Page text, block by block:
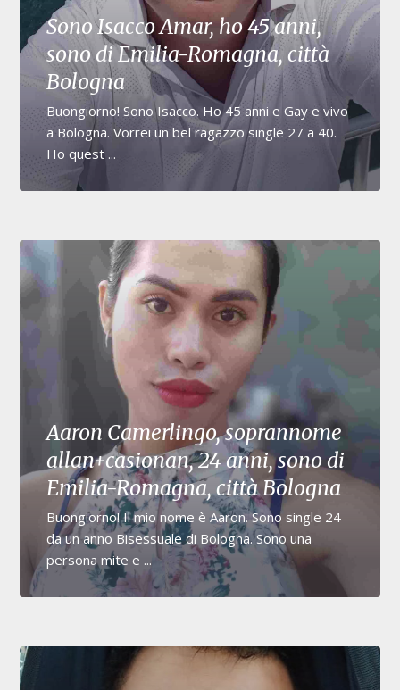
Sono Isacco Amar, ho 45 anni,
sono di Emilia-Romagna, città
Bologna
Buongiorno! Sono Isacco. Ho 45 anni e Gay e vivo
a Bologna. Vorrei un bel ragazzo single 27 a 40.
Ho quest ...
Aaron Camerlingo, soprannome
allan+casionan, 24 anni, sono di
Emilia-Romagna, città Bologna
Buongiorno! Il mio nome è Aaron. Sono single 24
da un anno Bisessuale di Bologna. Sono una
persona mite e ...